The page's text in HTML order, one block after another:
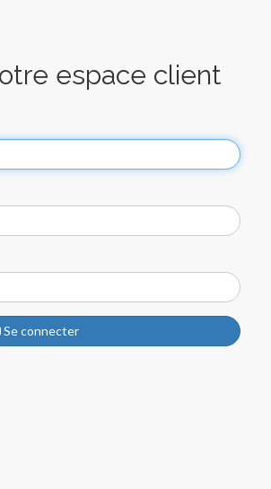
espace client
Se connecter